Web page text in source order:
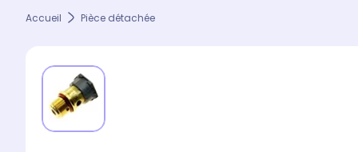
Accueil Pièce détachée